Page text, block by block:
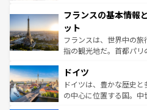
ませてくれるイタリアで
なお、新着のイタリア情
しい。
文化が根付くこの国では
れる闘牛、そして美味し
る。首都マドリードの
アートに溢れた街角から
せる。地方によって風土
ンテンツ一覧を参照して
フランスの基本情報
ット
フランスは、世界中の
指の観光地だ。首都パリ
で、幅広い魅力が詰まっ
聖堂、美しいビーチ、
から魅了する。また、
ドイツ
ドイツは、豊かな歴史
の中心に位置する国。